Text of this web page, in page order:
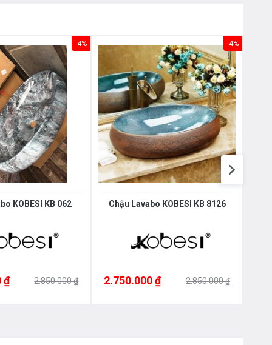
-4%
KOBESI KB 062
₫ 2.850.000 ₫
-4%
Chậu Lavabo KOBESI KB 8126
2.750.000 ₫ 2.850.000 ₫